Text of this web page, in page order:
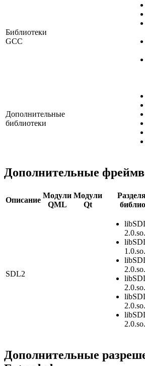
Библиотеки
GCC
Дополнительные
библиотеки
Дополнительные
Описание
Модули
QML
Модули
Qt
SDL2
Дополнительные